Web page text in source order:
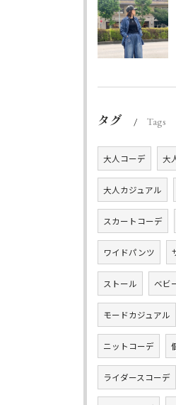
タグ Tags
大人コーデ 大
大人カジュアル
スカートコーデ
ワイドパンツ
ストール ベビ
モードカジュアル
ニットコーデ
ライダースコーデ